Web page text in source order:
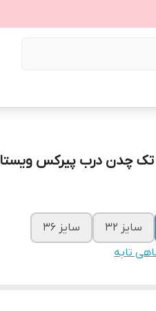
تک چدن درب پیرکس ویستا
سایز ۳۲
سایز ۳۶
تابه